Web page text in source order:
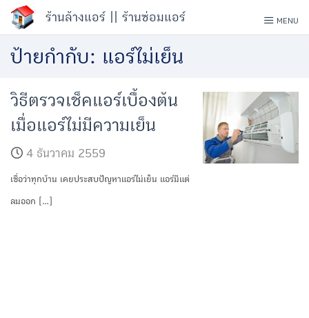
Skip
to
content
ร้านล้างแอร์ || ร้านซ่อมแอร์ MENU
ป้ายกำกับ: แอร์ไม่เย็น
วิธีตรวจเช็คแอร์เบื้องต้น
เมื่อแอร์ไม่มีความเย็น
4 ธันวาคม 2559
เชื่อว่าทุกบ้าน เคยประสบปัญหาแอร์ไม่เย็น แอร์มีแต่
ลมออก […]